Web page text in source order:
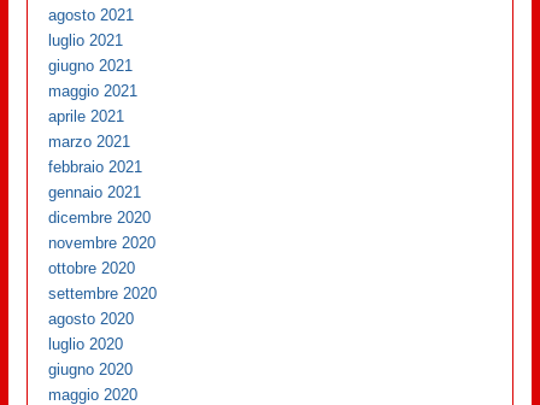
agosto 2021
luglio 2021
giugno 2021
maggio 2021
aprile 2021
marzo 2021
febbraio 2021
gennaio 2021
dicembre 2020
novembre 2020
ottobre 2020
settembre 2020
agosto 2020
luglio 2020
giugno 2020
maggio 2020